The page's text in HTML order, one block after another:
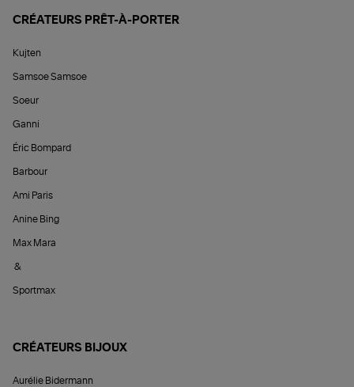
CRÉATEURS PRÊT-À-PORTER
Kujten
Samsoe Samsoe
Soeur
Ganni
Éric Bompard
Barbour
Ami Paris
Anine Bing
Max Mara
&
Sportmax
CRÉATEURS BIJOUX
Aurélie Bidermann